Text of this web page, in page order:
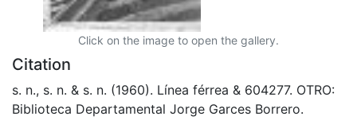
Click on the image to open the gallery.
Citation
s. n., s. n. & s. n. (1960). Línea férrea & 604277. OTRO:
Biblioteca Departamental Jorge Garces Borrero.